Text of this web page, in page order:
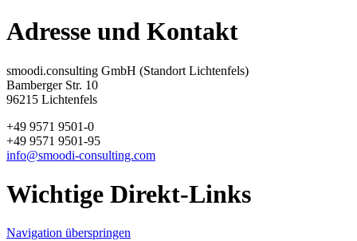
Adresse und Kontakt
smoodi.consulting GmbH (Standort Lichtenfels)
Bamberger Str. 10
96215 Lichtenfels
+49 9571 9501-0
+49 9571 9501-95
info@smoodi-consulting.com
Wichtige Direkt-Links
Navigation überspringen